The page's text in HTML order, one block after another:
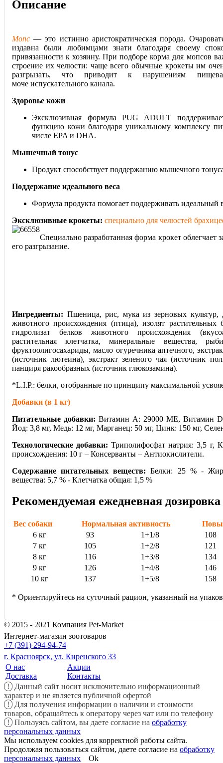
Описание
Мопс— это истинно аристократическая порода.
издавна были любимцами знати благодаря своему
привязанности к хозяину. При подборе корма для мопсов
строение их челюсти: чаще всего обычные крокеты им
разгрызать, что приводит к нарушениям
моче испускательного канала.
Здоровье кожи
Эксклюзивная формула PUG ADULT
функцию кожи благодаря уникальному комплексу
числе EPA и DHA.
Мышечный тонус
Продукт способствует поддержанию мышечного
Поддержание идеального веса
Формула продукта помогает поддерживать идеальный
Эксклюзивные крокеты: специально для челюстей
Специально разработанная форма крокет облегчает
его разгрызание.
Ингредиенты: Пшеница, рис, мука из зерновых культур,
животного происхождения (птица), изолят
гидролизат белков животного происхождения
растительная клетчатка, минеральные вещества,
фруктоолигосахариды, масло огуречника аптечного,
(источник лютеина), экстракт зеленого чая (источник
панциря ракообразных (источник глюкозамина).
*L.I.P.: белки, отобранные по принципу максимальной
Добавки (в 1 кг)
Питательные добавки: Витамин A: 29000 ME, Витамин
Йод: 3,8 мг, Медь: 12 мг, Марганец: 50 мг, Цинк: 150 мг,
Технологические добавки: Триполифосфат натрия: 3,5 г,
происхождения: 10 г – Консерванты – Антиокислители.
Содержание питательных веществ:Белки: 25 % -
вещества: 5,7 % - Клетчатка общая: 1,5 %
Рекомендуемая ежедневная
Вес собаки Нормальная активность
6 кг
93 1+1/8
108
7 кг
105 1+2/8
121
8 кг
116 1+3/8
134
9 кг
126 1+4/8
146
10 кг
137 1+5/8 158
* Ориентируйтесь на суточный рацион, указанный на
© 2015 - 2021 Компания Pet-Market
Интернет-магазин зоотоваров
+7 (391) 294-94-74
г. Красноярск, ул. Киренского 33
О нас
Доставка
Акции
Контакты
!
Данный сайт носит исключительно информационный
характер и не является публичной офертой
!
Для получения информации о наличии и стоимости
товаров, обращайтесь к оператору через чат или по телефону
!
Пользуясь сайтом, вы даете согласие на обработку
персональных данных
Мы используем cookies для корректной работы сайта.
Продолжая пользоваться сайтом, даете согласие на обработку
персональных данных
Ok